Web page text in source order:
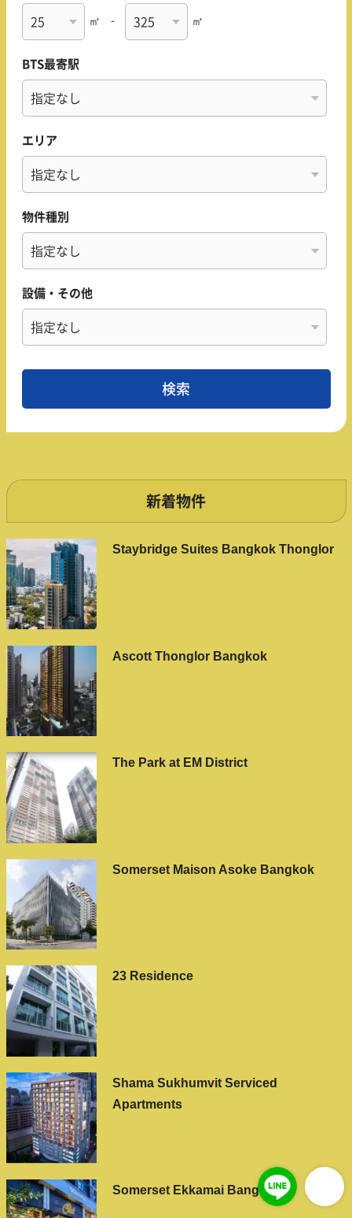
㎡ - ㎡
BTS最寄駅
エリア
物件種別
設備・その他
新着物件
Staybridge Suites Bangkok Thonglor
Ascott Thonglor Bangkok
The Park at EM District
Somerset Maison Asoke Bangkok
23 Residence
Shama Sukhumvit Serviced
Apartments
Somerset Ekkamai Bangkok